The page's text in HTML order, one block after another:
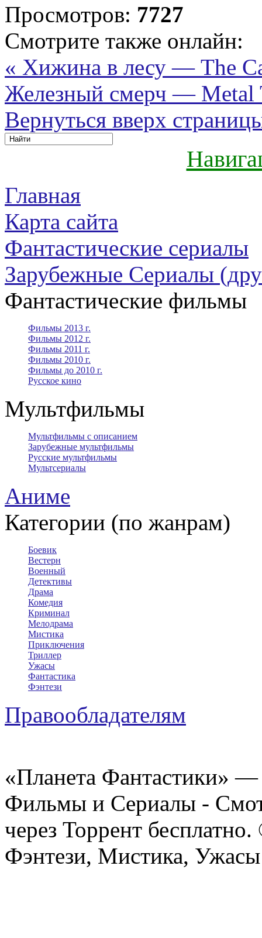
Просмотров: 7727
Смотрите также онлайн:
« Хижина в лесу — The
Железный смерч — Metal
Вернуться вверх
Главная
Карта сайта
Фантастические сериалы
Зарубежные Сериалы
Фантастические фильмы
Фильмы 2013 г.
Фильмы 2012 г.
Фильмы 2011 г.
Фильмы 2010 г.
Фильмы до 2010 г.
Русское кино
Мультфильмы
Мультфильмы с описанием
Зарубежные мультфильмы
Русские мультфильмы
Мультсериалы
Аниме
Категории (по жанрам)
Боевик
Вестерн
Военный
Детективы
Драма
Комедия
Криминал
Мелодрама
Мистика
Приключения
Триллер
Ужасы
Фантастика
Фэнтези
Правообладателям
«Планета Фантастики»
Фильмы и Сериалы -
через Торрент
Фэнтези, Мистика,